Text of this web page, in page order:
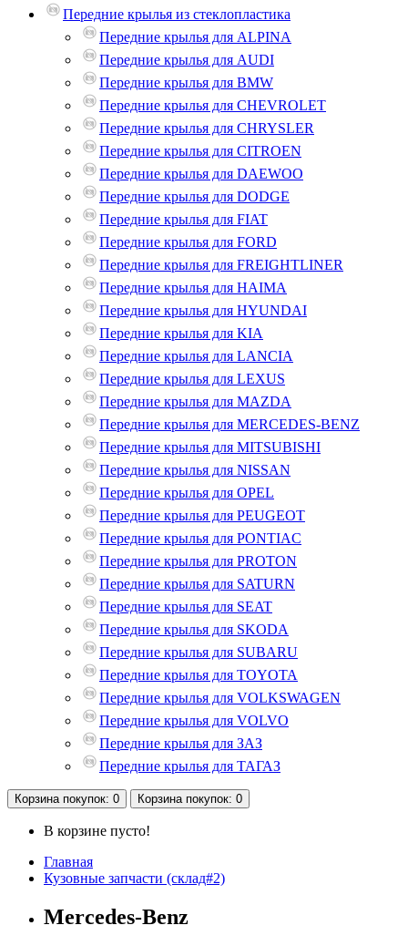
Передние крылья из стеклопластика
Передние крылья для ALPINA
Передние крылья для AUDI
Передние крылья для BMW
Передние крылья для CHEVROLET
Передние крылья для CHRYSLER
Передние крылья для CITROEN
Передние крылья для DAEWOO
Передние крылья для DODGE
Передние крылья для FIAT
Передние крылья для FORD
Передние крылья для FREIGHTLINER
Передние крылья для HAIMA
Передние крылья для HYUNDAI
Передние крылья для KIA
Передние крылья для LANCIA
Передние крылья для LEXUS
Передние крылья для MAZDA
Передние крылья для MERCEDES-BENZ
Передние крылья для MITSUBISHI
Передние крылья для NISSAN
Передние крылья для OPEL
Передние крылья для PEUGEOT
Передние крылья для PONTIAC
Передние крылья для PROTON
Передние крылья для SATURN
Передние крылья для SEAT
Передние крылья для SKODA
Передние крылья для SUBARU
Передние крылья для TOYOTA
Передние крылья для VOLKSWAGEN
Передние крылья для VOLVO
Передние крылья для ЗАЗ
Передние крылья для ТАГАЗ
Корзина покупок: 0 Корзина покупок: 0
В корзине пусто!
Главная
Кузовные запчасти (склад#2)
Mercedes-Benz